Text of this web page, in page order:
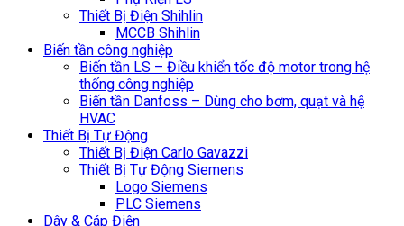
Thiết Bị Điện Shihlin
MCCB Shihlin
Biến tần công nghiệp
Biến tần LS – Điều khiển tốc độ motor trong hệ
thống công nghiệp
Biến tần Danfoss – Dùng cho bơm, quạt và hệ
HVAC
Thiết Bị Tự Động
Thiết Bị Điện Carlo Gavazzi
Thiết Bị Tự Động Siemens
Logo Siemens
PLC Siemens
Dây & Cáp Điện